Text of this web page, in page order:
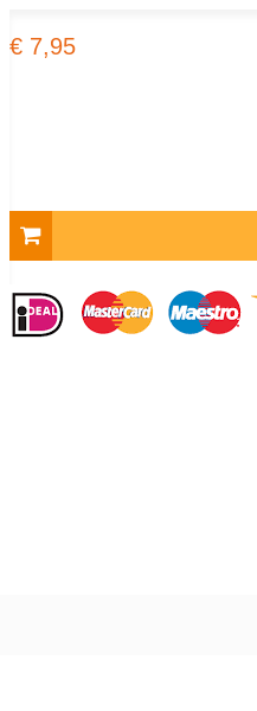
€ 7,95